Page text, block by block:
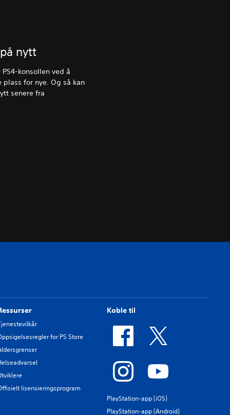
nytt
konsollen ved å
for nye. Og så kan
senere fra
for PS Store
lisensieringsprogram
Koble til
PlayStation-app (iOS)
PlayStation-app (Android)